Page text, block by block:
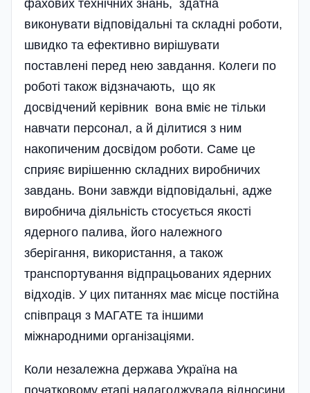
фахових технічних знань, здатна
виконувати відповідальні та складні роботи,
швидко та ефективно вирішувати
поставлені перед нею завдання. Колеги по
роботі також відзначають, що як
досвідчений керівник вона вміє не тільки
навчати персонал, а й ділитися з ним
накопиченим досвідом роботи. Саме це
сприяє вирішенню складних виробничих
завдань. Вони завжди відповідальні, адже
виробнича діяльність стосується якості
ядерного палива, його належного
зберігання, використання, а також
транспортування від­працьованих ядерних
відходів. У цих питаннях має місце постійна
співпраця з МАГАТЕ та іншими
міжнародними організаціями.
Коли незалежна держава Україна на
початковому етапі налагоджувала відносини